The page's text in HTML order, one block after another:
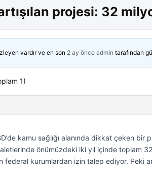
projesi: 32
vardır ve en son 2 ay önce admin tarafından
1)
kamu sağlığı alanında dikkat çeken
önümüzdeki iki yıl içinde toplam
federal kurumlardan izin talep ediyor. Peki